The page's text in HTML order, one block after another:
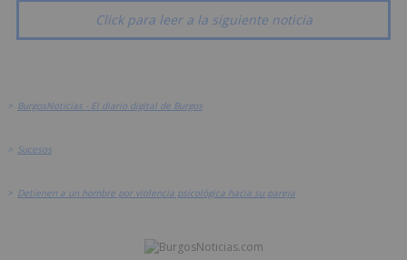
Click para leer a la siguiente noticia
> BurgosNoticias - El diario digital de Burgos
> Sucesos
> Detienen a un hombre por violencia psicológica hacia su pareja